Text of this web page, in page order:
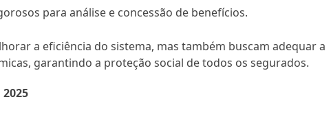
para análise e concessão de benefícios.
a eficiência do sistema, mas também buscam adequar a
garantindo a proteção social de todos os segurados.